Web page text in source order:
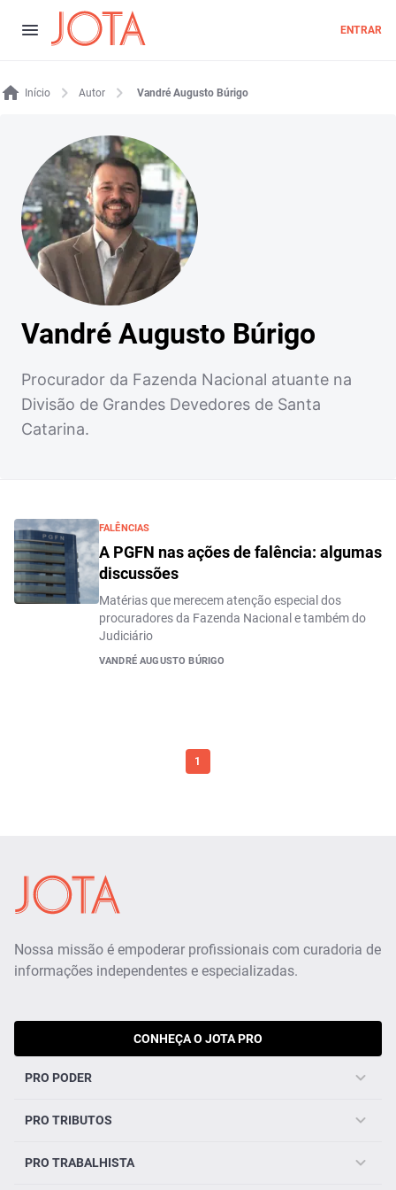
ENTRAR
Início Autor Vandré Augusto Búrigo
Vandré Augusto Búrigo
Procurador da Fazenda Nacional atuante na
Divisão de Grandes Devedores de Santa
Catarina.
FALÊNCIAS
A PGFN nas ações de falência: algumas
discussões
Matérias que merecem atenção especial dos
procuradores da Fazenda Nacional e também do
Judiciário
VANDRÉ AUGUSTO BÚRIGO
1
Nossa missão é empoderar profissionais com curadoria de
informações independentes e especializadas.
CONHEÇA O JOTA PRO
PRO PODER
PRO TRIBUTOS
PRO TRABALHISTA